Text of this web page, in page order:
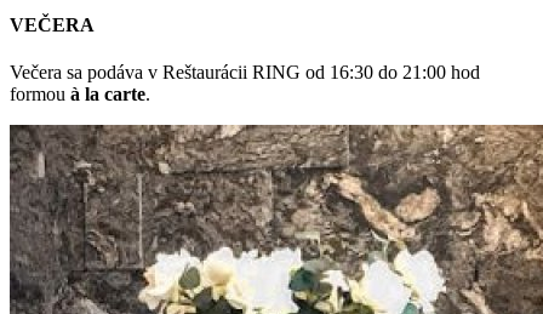
VEČERA
Večera sa podáva v Reštaurácii RING od 16:30 do 21:00 hod
formou à la carte.